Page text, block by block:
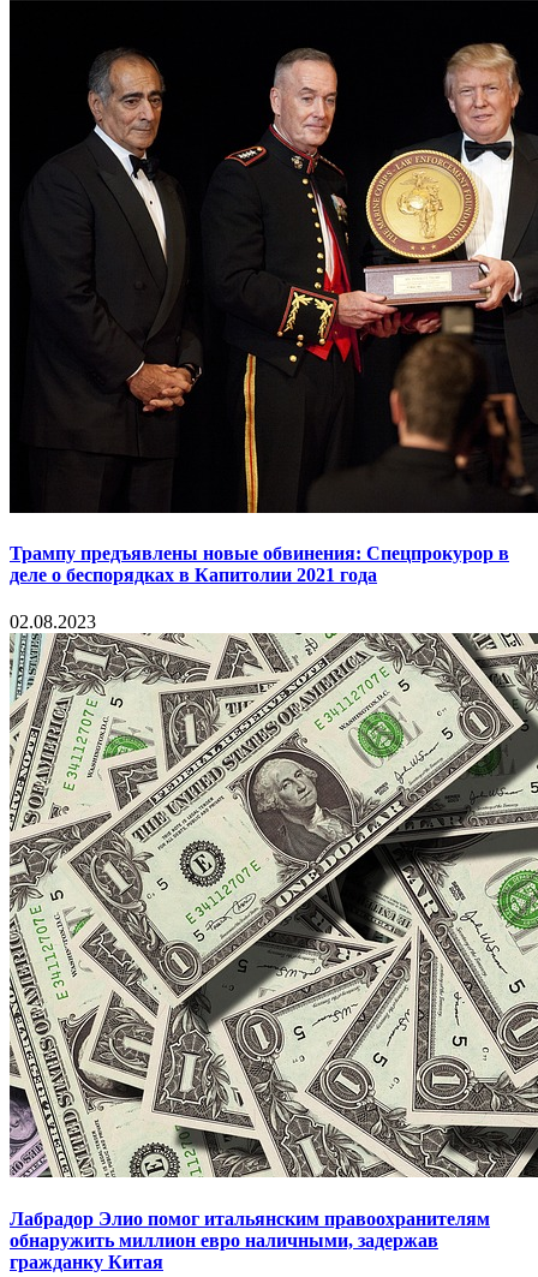
Трампу предъявлены новые обвинения: Спецпрокурор в
деле о беспорядках в Капитолии 2021 года
02.08.2023
Лабрадор Элио помог итальянским правоохранителям
обнаружить миллион евро наличными, задержав
гражданку Китая